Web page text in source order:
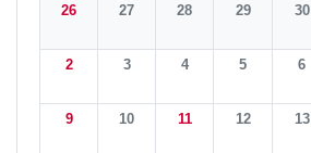
26
27 28 29 30
2 3 4 5 6
9 10 11 12 13